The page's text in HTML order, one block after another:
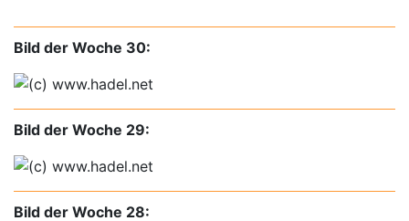
Bild der Woche 30:
Bild der Woche 29:
Bild der Woche 28: